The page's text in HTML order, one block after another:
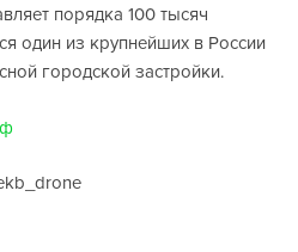
порядка 100 тысяч
один из крупнейших в России
городской застройки.